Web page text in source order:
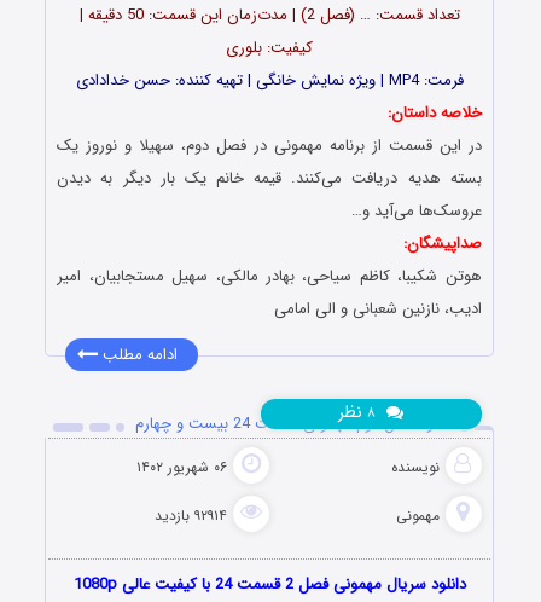
تعداد قسمت: … (فصل 2) | مدت‌زمان این قسمت: 50 دقیقه |
کیفیت: بلوری
فرمت: MP4 | ویژه نمایش خانگی | تهیه کننده: حسن خدادادی
خلاصه داستان:
در این قسمت از برنامه مهمونی در فصل دوم، سهیلا و نوروز یک
بسته هدیه دریافت می‌کنند. قیمه خانم یک بار دیگر به دیدن
عروسک‌ها می‌آید و…
صداپیشگان:
هوتن شکیبا، کاظم سیاحى، بهادر مالکى، سهیل مستجابیان، امیر
ادیب، نازنین شعبانى و الی امامی
ادامه مطلب
دانلود فصل دوم مهمونی قسمت 24 بیست و چهارم
نویسنده ۰۶ شهریور ۱۴۰۲
مهمونی ۹۲۹۱۴ بازدید
نظر
دانلود سریال مهمونی فصل 2 قسمت 24 با کیفیت عالی 1080p